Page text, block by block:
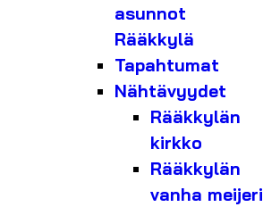
asunnot
Rääkkylä
Tapahtumat
Nähtävyydet
Rääkkylän
kirkko
Rääkkylän
vanha meijeri